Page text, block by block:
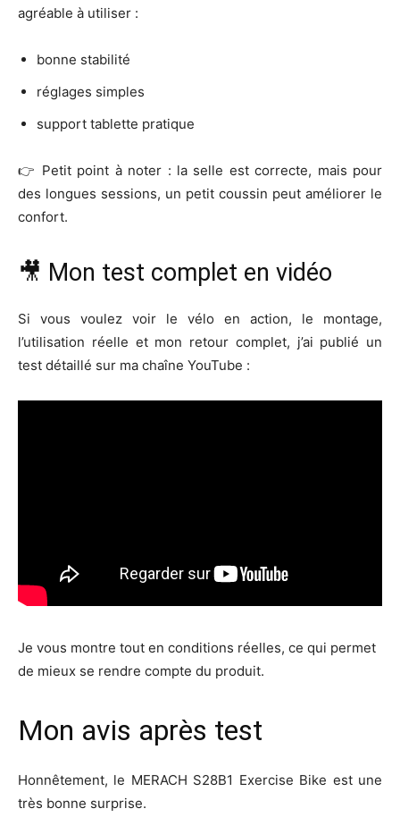
agréable à utiliser :
bonne stabilité
réglages simples
support tablette pratique
👉 Petit point à noter : la selle est correcte, mais pour
des longues sessions, un petit coussin peut améliorer le
confort.
🎥 Mon test complet en vidéo
Si vous voulez voir le vélo en action, le montage,
l’utilisation réelle et mon retour complet, j’ai publié un
test détaillé sur ma chaîne YouTube :
Je vous montre tout en conditions réelles, ce qui permet
de mieux se rendre compte du produit.
Mon avis après test
Honnêtement, le MERACH S28B1 Exercise Bike est une
très bonne surprise.